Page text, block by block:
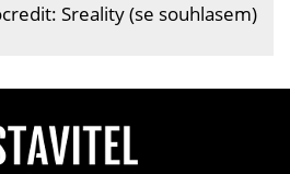
Sreality (se souhlasem)